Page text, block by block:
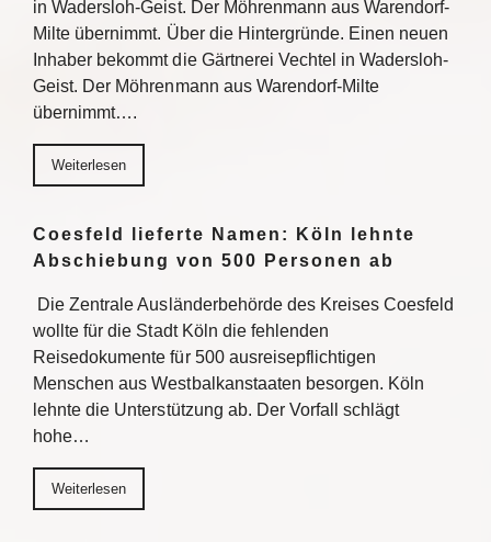
in Wadersloh-Geist. Der Möhrenmann aus Warendorf-
Milte übernimmt. Über die Hintergründe. Einen neuen
Inhaber bekommt die Gärtnerei Vechtel in Wadersloh-
Geist. Der Möhrenmann aus Warendorf-Milte
übernimmt….
Weiterlesen
Coesfeld lieferte Namen: Köln lehnte
Abschiebung von 500 Personen ab
Die Zentrale Ausländerbehörde des Kreises Coesfeld
wollte für die Stadt Köln die fehlenden
Reisedokumente für 500 ausreisepflichtigen
Menschen aus Westbalkanstaaten besorgen. Köln
lehnte die Unterstützung ab. Der Vorfall schlägt
hohe…
Weiterlesen